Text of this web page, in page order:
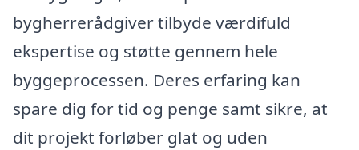
bygherrerådgiver tilbyde værdifuld
ekspertise og støtte gennem hele
byggeprocessen. Deres erfaring kan
spare dig for tid og penge samt sikre, at
dit projekt forløber glat og uden